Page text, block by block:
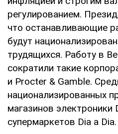
регулированием.
что останавливающие
будут
трудящихся. Работу в
сократили такие
и Procter & Gamble.
национализированных
магазинов электроники
супермаркетов Dia a Dia.